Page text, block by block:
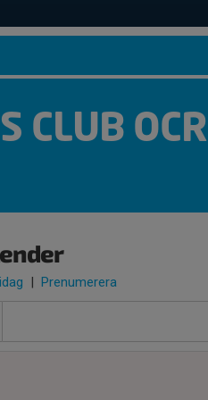
CLUB OCR
| Prenumerera